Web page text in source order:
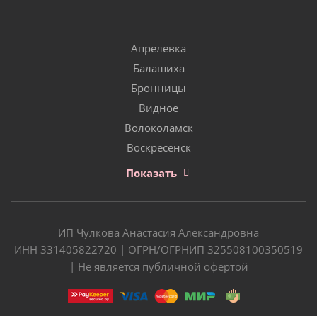
Апрелевка
Балашиха
Бронницы
Видное
Волоколамск
Воскресенск
Показать
ИП Чулкова Анастасия Александровна
ИНН 331405822720 | ОГРН/ОГРНИП 325508100350519
| Не является публичной офертой